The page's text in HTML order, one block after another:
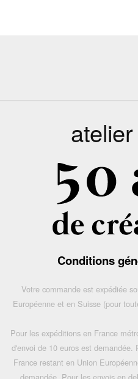
Conditions
Votre commande est expédiée
Européenne et en Suisse (pour
Pour les expéditions en France
d'envoi de 10 euros est demandée.
France restant en Union
demandée. Pour les envois en